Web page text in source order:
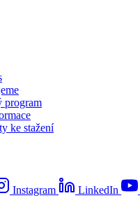
program
ke stažení
Instagram LinkedIn